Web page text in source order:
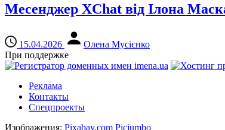
Месенджер XChat від Ілона
15.04.2026
Олена Мусієнко
При поддержке
Реклама
Контакты
Спецпроекты
Изображения: Pixabay.com Picjumbo